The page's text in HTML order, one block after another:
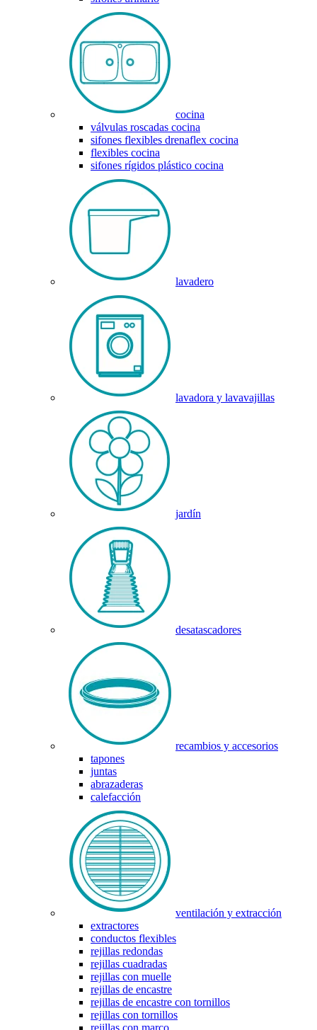
cocina
válvulas roscadas cocina
sifones flexibles drenaflex cocina
flexibles cocina
sifones rígidos plástico cocina
lavadero
lavadora y lavavajillas
jardín
desatascadores
recambios y accesorios
tapones
juntas
abrazaderas
calefacción
ventilación y extracción
extractores
conductos flexibles
rejillas redondas
rejillas cuadradas
rejillas con muelle
rejillas de encastre
rejillas de encastre con tornillos
rejillas con tornillos
rejillas con marco